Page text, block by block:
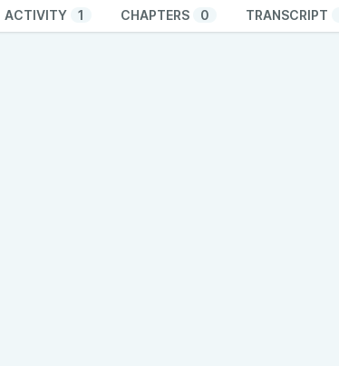
geopolíticas, ya que países buscan desarrollar su
no depender de corporaciones extranjeras.
ACTIVITY 1 CHAPTERS 0 TRANSCRIPT